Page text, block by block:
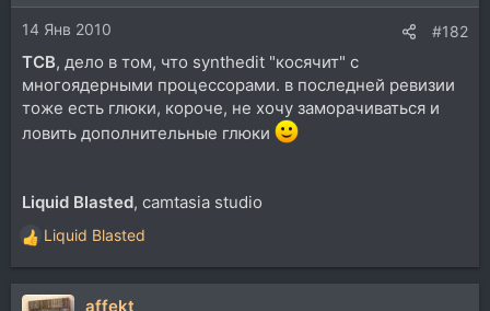
14 Янв 2010 #182
TCB, дело в том, что synthedit "косячит" с
многоядерными процессорами. в последней ревизии
тоже есть глюки, короче, не хочу заморачиваться и
ловить дополнительные глюки
Liquid Blasted, camtasia studio
Р
е
а
к
Liquid Blasted
affekt